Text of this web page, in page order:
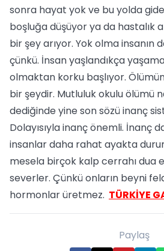
sonra hayat yok ve bu yolda
boşluğa düşüyor ya da hastalık
bir şey arıyor. Yok olma insanın
çünkü. İnsan yaşlandıkça
olmaktan korku başlıyor.
bir şeydir. Mutluluk okulu ölümü
dediğinde yine son sözü inanç
Dolayısıyla inanç önemli. İnanç
insanlar daha rahat ayakta
mesela birçok kalp cerrahı dua
severler. Çünkü onların beyni
hormonlar üretmez. TÜRKİYE
Paylaş